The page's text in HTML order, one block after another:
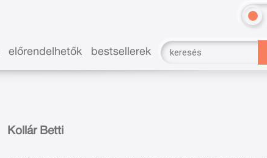
előrendelhetők bestsellerek
Kollár Betti